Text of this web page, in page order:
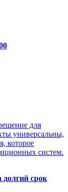
для
универсальны,
которое
систем.
срок